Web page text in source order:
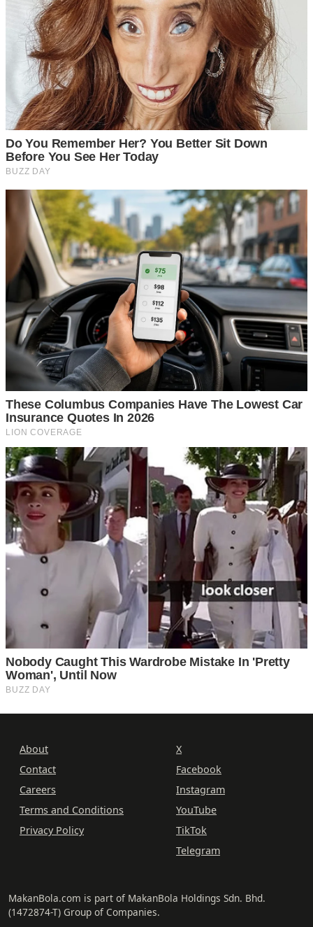
About
Contact
Careers
Terms and Conditions
Privacy Policy
X
Facebook
Instagram
YouTube
TikTok
Telegram
MakanBola.com is part of MakanBola Holdings Sdn. Bhd.
(1472874-T) Group of Companies.